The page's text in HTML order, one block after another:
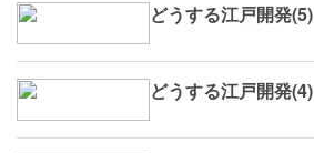
どうする江戸開発(5)
どうする江戸開発(4)